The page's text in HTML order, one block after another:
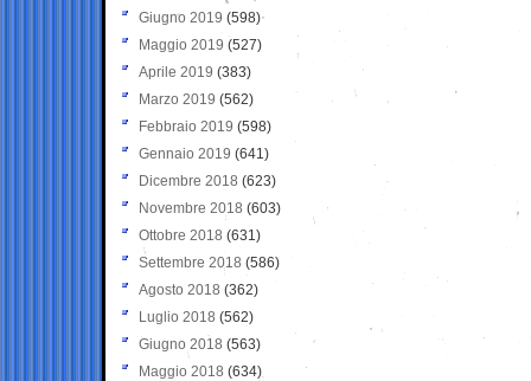
Giugno 2019 (598)
Maggio 2019 (527)
Aprile 2019 (383)
Marzo 2019 (562)
Febbraio 2019 (598)
Gennaio 2019 (641)
Dicembre 2018 (623)
Novembre 2018 (603)
Ottobre 2018 (631)
Settembre 2018 (586)
Agosto 2018 (362)
Luglio 2018 (562)
Giugno 2018 (563)
Maggio 2018 (634)